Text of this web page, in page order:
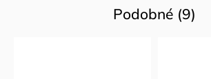
Podobné (9)